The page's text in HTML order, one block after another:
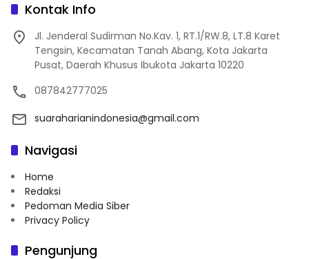
Kontak Info
Jl. Jenderal Sudirman No.Kav. 1, RT.1/RW.8, LT.8 Karet
Tengsin, Kecamatan Tanah Abang, Kota Jakarta
Pusat, Daerah Khusus Ibukota Jakarta 10220
087842777025
suaraharianindonesia@gmail.com
Navigasi
Home
Redaksi
Pedoman Media Siber
Privacy Policy
Pengunjung